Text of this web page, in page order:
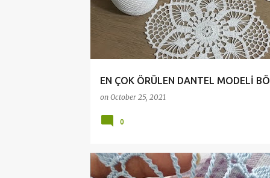
EN ÇOK ÖRÜLEN DANTEL MODELİ
on October 25, 2021
0
ÇEYİZLİK DANTELLER CROCHET DANTELLER